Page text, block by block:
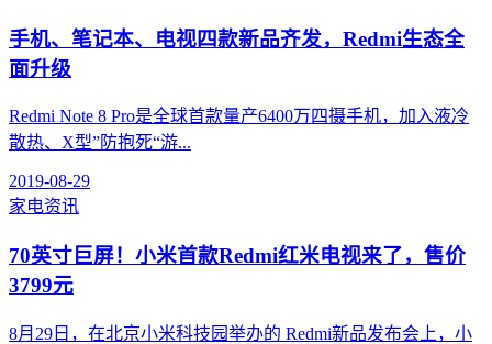
手机、笔记本、电视四款新品齐发，Redmi生态全
面升级
Redmi Note 8 Pro是全球首款量产6400万四摄手机，加入液冷
散热、X型”防抱死“游...
2019-08-29
家电资讯
70英寸巨屏！小米首款Redmi红米电视来了，售价
3799元
8月29日，在北京小米科技园举办的 Redmi新品发布会上，小